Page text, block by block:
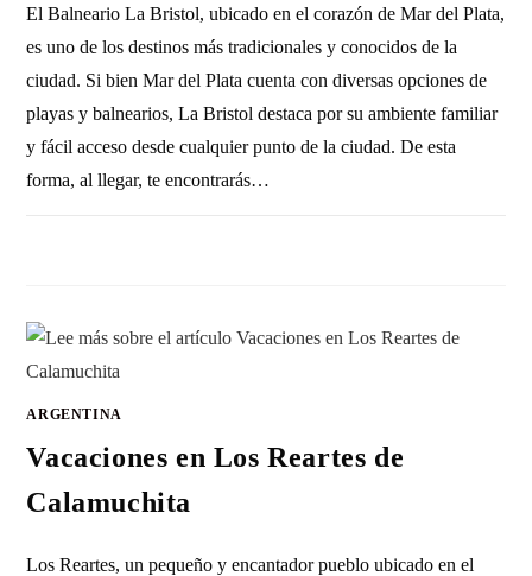
El Balneario La Bristol, ubicado en el corazón de Mar del Plata,
es uno de los destinos más tradicionales y conocidos de la
ciudad. Si bien Mar del Plata cuenta con diversas opciones de
playas y balnearios, La Bristol destaca por su ambiente familiar
y fácil acceso desde cualquier punto de la ciudad. De esta
forma, al llegar, te encontrarás…
ARGENTINA
Vacaciones en Los Reartes de
Calamuchita
Los Reartes, un pequeño y encantador pueblo ubicado en el